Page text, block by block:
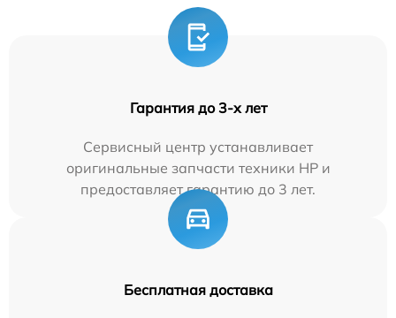
Гарантия до 3-х лет
Сервисный центр устанавливает
оригинальные запчасти техники HP и
предоставляет гарантию до 3 лет.
Бесплатная доставка